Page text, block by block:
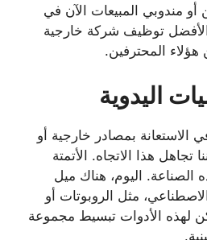
أو مندوبي المبيعات الآن في
توظيف شركة خارجية
المحترفين.
الاستعانة بمصادر خارجية أو
تجاهل هذا الاتجاه. الأتمتة
الصناعة. اليوم، هناك ميل
مثل الروبوتات أو
لهذه الأدوات تبسيط مجموعة